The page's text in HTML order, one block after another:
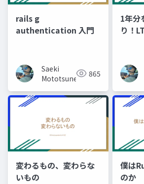
rails g
authentication 入門
Saeki
Mototsune
865
1年分
り！
変わるもの、変わらな
いもの
僕は
のか